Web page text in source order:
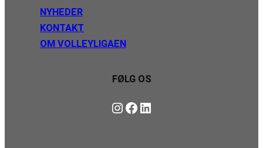
NYHEDER
KONTAKT
OM VOLLEYLIGAEN
FØLG OS
Instagram https://www.facebook.com/danishbeachvolleytour LinkedIn